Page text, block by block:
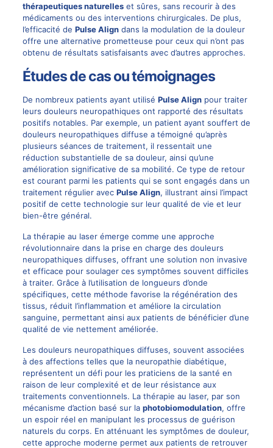
thérapeutiques naturelleset sûres, sans recourir à des
médicaments ou des interventions chirurgicales. De plus,
l’efficacité de Pulse Aligndans la modulation de la douleur
offre une alternative prometteuse pour ceux qui n’ont pas
obtenu de résultats satisfaisants avec d’autres approches.
Études de cas ou témoignages
De nombreux patients ayant utilisé Pulse Alignpour traiter
leurs douleurs neuropathiques ont rapporté des résultats
positifs notables. Par exemple, un patient ayant souffert de
douleurs neuropathiques diffuse a témoigné qu’après
plusieurs séances de traitement, il ressentait une
réduction substantielle de sa douleur, ainsi qu’une
amélioration significative de sa mobilité. Ce type de retour
est courant parmi les patients qui se sont engagés dans un
traitement régulier avec Pulse Align, illustrant ainsi l’impact
positif de cette technologie sur leur qualité de vie et leur
bien-être général.
La thérapie au laser émerge comme une approche
révolutionnaire dans la prise en charge des douleurs
neuropathiques diffuses, offrant une solution non invasive
et efficace pour soulager ces symptômes souvent difficiles
à traiter. Grâce à l’utilisation de longueurs d’onde
spécifiques, cette méthode favorise la régénération des
tissus, réduit l’inflammation et améliore la circulation
sanguine, permettant ainsi aux patients de bénéficier d’une
qualité de vie nettement améliorée.
Les douleurs neuropathiques diffuses, souvent associées
à des affections telles que la neuropathie diabétique,
représentent un défi pour les praticiens de la santé en
raison de leur complexité et de leur résistance aux
traitements conventionnels. La thérapie au laser, par son
mécanisme d’action basé sur la photobiomodulation, offre
un espoir réel en manipulant les processus de guérison
naturels du corps. En atténuant les symptômes de douleur,
cette approche moderne permet aux patients de retrouver